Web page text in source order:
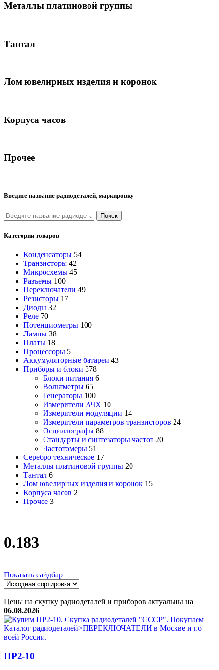
Металлы платиновой группы
Тантал
Лом ювелирных изделия и коронок
Корпуса часов
Прочее
Введите название радиодеталей, маркировку
Поиск
Категории товаров
Конденсаторы 54
Транзисторы 42
Микросхемы 45
Разъемы 100
Переключатели 49
Резисторы 17
Диоды 32
Реле 70
Потенциометры 100
Лампы 38
Платы 18
Процессоры 5
Аккумуляторные батареи 43
Приборы и блоки 378
Блоки питания 6
Вольтметры 65
Генераторы 100
Измерители АЧХ 10
Измерители модуляции 14
Измерители параметров транзисторов 24
Осциллографы 88
Стандарты и синтезаторы частот 20
Частотомеры 51
Серебро техническое 17
Металлы платиновой группы 20
Тантал 6
Лом ювелирных изделия и коронок 15
Корпуса часов 2
Прочее 3
0.183
Показать сайдбар
Цены на скупку радиодеталей и приборов актуальны на
06.08.2026
ПР2-10